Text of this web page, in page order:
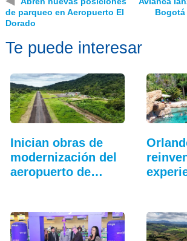
de parqueo en Aeropuerto El
Dorado
Bogotá
Te puede interesar
Inician obras de
modernización del
aeropuerto de…